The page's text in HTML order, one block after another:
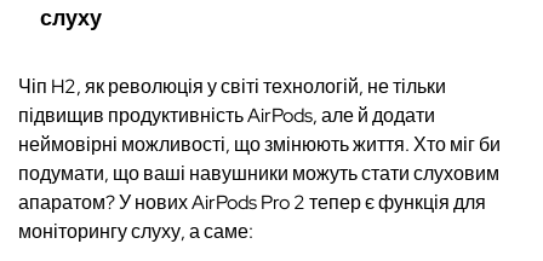
слуху
Чіп H2, як революція у світі технологій, не тільки
підвищив продуктивність AirPods, але й додати
неймовірні можливості, що змінюють життя. Хто міг би
подумати, що ваші навушники можуть стати слуховим
апаратом? У нових AirPods Pro 2 тепер є функція для
моніторингу слуху, а саме: